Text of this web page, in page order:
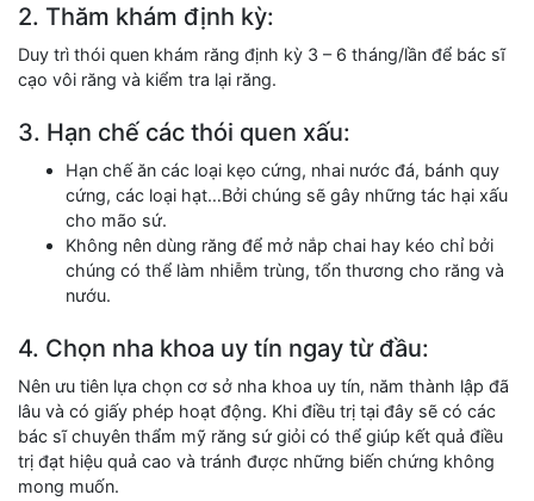
2. Thăm khám định kỳ:
Duy trì thói quen khám răng định kỳ 3 – 6 tháng/lần để bác sĩ
cạo vôi răng và kiểm tra lại răng.
3. Hạn chế các thói quen xấu:
Hạn chế ăn các loại kẹo cứng, nhai nước đá, bánh quy
cứng, các loại hạt…Bởi chúng sẽ gây những tác hại xấu
cho mão sứ.
Không nên dùng răng để mở nắp chai hay kéo chỉ bởi
chúng có thể làm nhiễm trùng, tổn thương cho răng và
nướu.
4. Chọn nha khoa uy tín ngay từ đầu:
Nên ưu tiên lựa chọn cơ sở nha khoa uy tín, năm thành lập đã
lâu và có giấy phép hoạt động. Khi điều trị tại đây sẽ có các
bác sĩ chuyên thẩm mỹ răng sứ giỏi có thể giúp kết quả điều
trị đạt hiệu quả cao và tránh được những biến chứng không
mong muốn.